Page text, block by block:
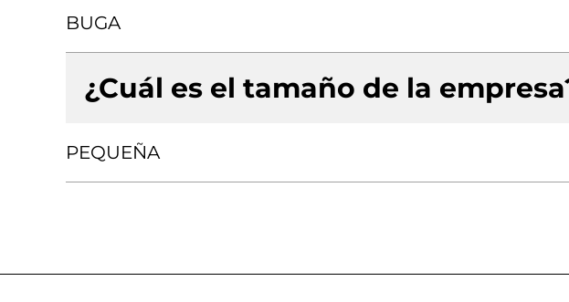
BUGA
¿Cuál es el tamaño de la
PEQUEÑA